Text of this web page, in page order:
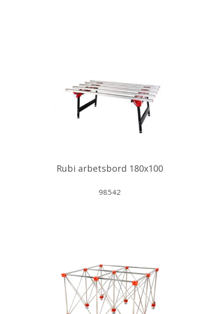
Rubi arbetsbord 180x100
98542